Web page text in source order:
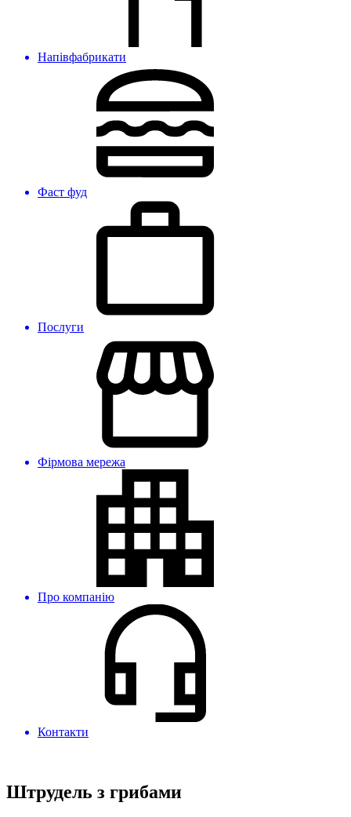
Напівфабрикати
Фаст фуд
Послуги
Фірмова мережа
Про компанію
Контакти
Штрудель з грибами